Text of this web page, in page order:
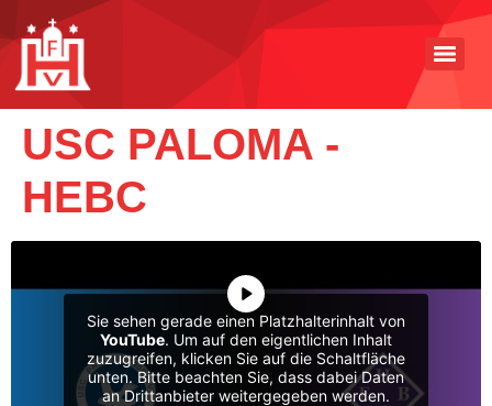
USC PALOMA -
HEBC
Sie sehen gerade einen Platzhalterinhalt von
YouTube. Um auf den eigentlichen Inhalt
zuzugreifen, klicken Sie auf die Schaltfläche
unten. Bitte beachten Sie, dass dabei Daten
an Drittanbieter weitergegeben werden.